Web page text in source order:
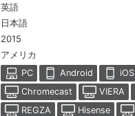
英語
日本語
2015
アメリカ
PC Android
iOS
Chromecast
VIERA
REGZA
Hisense